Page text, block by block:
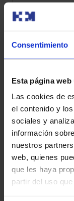
Consentimiento
Esta página
Las cookies de
el contenido y
sociales y
información
nuestros
web, quienes
que les haya
partir del uso